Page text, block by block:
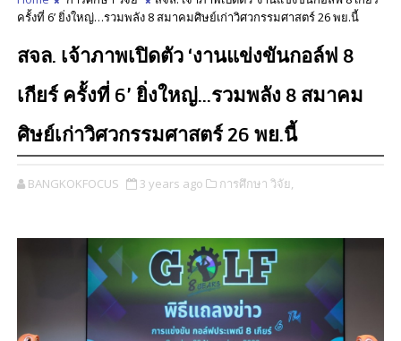
ครั้งที่ 6’ ยิ่งใหญ่…รวมพลัง 8 สมาคมศิษย์เก่าวิศวกรรมศาสตร์ 26 พย.นี้
สจล. เจ้าภาพเปิดตัว ‘งานแข่งขันกอล์ฟ 8
เกียร์ ครั้งที่ 6’ ยิ่งใหญ่…รวมพลัง 8 สมาคม
ศิษย์เก่าวิศวกรรมศาสตร์ 26 พย.นี้
BANGKOKFOCUS 3 years ago การศึกษา วิจัย,